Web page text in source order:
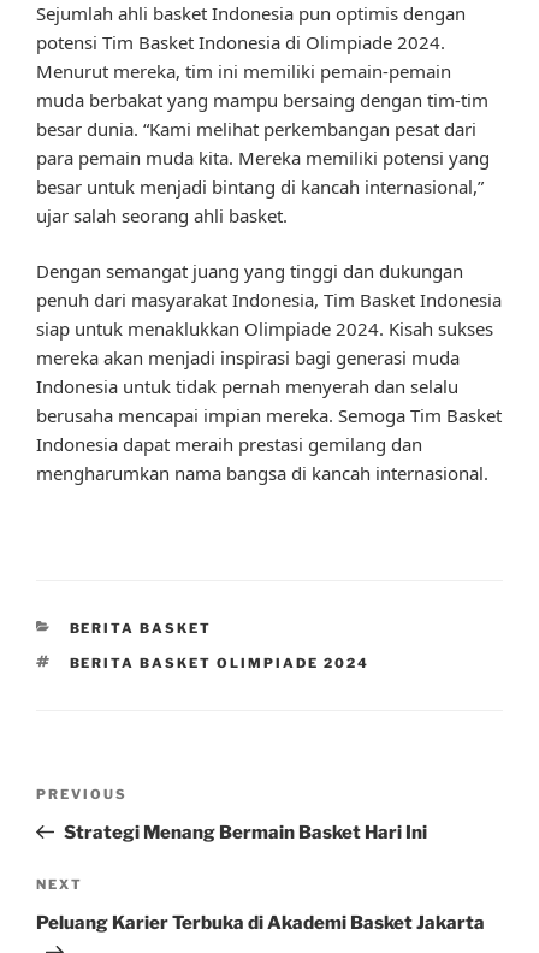
Sejumlah ahli basket Indonesia pun optimis dengan
potensi Tim Basket Indonesia di Olimpiade 2024.
Menurut mereka, tim ini memiliki pemain-pemain
muda berbakat yang mampu bersaing dengan tim-tim
besar dunia. “Kami melihat perkembangan pesat dari
para pemain muda kita. Mereka memiliki potensi yang
besar untuk menjadi bintang di kancah internasional,”
ujar salah seorang ahli basket.
Dengan semangat juang yang tinggi dan dukungan
penuh dari masyarakat Indonesia, Tim Basket Indonesia
siap untuk menaklukkan Olimpiade 2024. Kisah sukses
mereka akan menjadi inspirasi bagi generasi muda
Indonesia untuk tidak pernah menyerah dan selalu
berusaha mencapai impian mereka. Semoga Tim Basket
Indonesia dapat meraih prestasi gemilang dan
mengharumkan nama bangsa di kancah internasional.
CATEGORIES
BERITA BASKET
TAGS
BERITA BASKET OLIMPIADE 2024
Previous
Post
PREVIOUS
Strategi Menang Bermain Basket Hari Ini
Next
Post
NEXT
Peluang Karier Terbuka di Akademi Basket Jakarta